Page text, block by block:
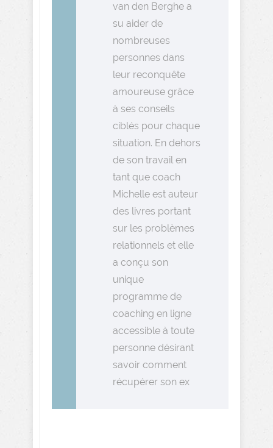
van den Berghe a
su aider de
nombreuses
personnes dans
leur reconquête
amoureuse grâce
à ses conseils
ciblés pour chaque
situation. En dehors
de son travail en
tant que coach
Michelle est auteur
des livres portant
sur les problèmes
relationnels et elle
a conçu son
unique
programme de
coaching en ligne
accessible à toute
personne désirant
savoir comment
récupérer son ex